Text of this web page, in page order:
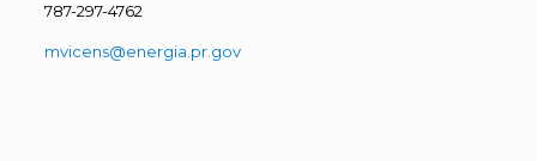
787-297-4762
mvicens@energia.pr.gov